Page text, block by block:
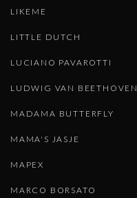
LIKEME
LITTLE DUTCH
LUCIANO PAVAROTTI
LUDWIG VAN BEETHOVEN
MADAMA BUTTERFLY
MAMA'S JASJE
MAPEX
MARCO BORSATO